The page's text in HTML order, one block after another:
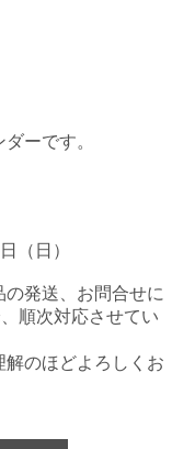
ーです。
（日）
の発送、お問合せに
順次対応させてい
解のほどよろしくお